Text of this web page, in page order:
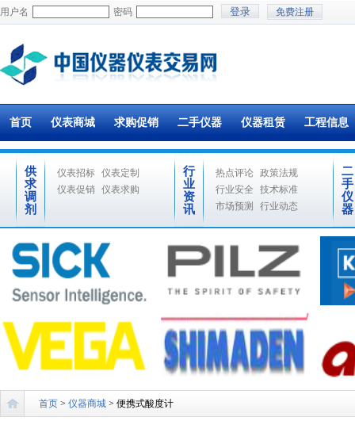
用户名 密码 免费注册
首页 仪表商城 求购促销 二手仪器 仪器租赁 工程信息
供
求
调
剂
仪表招标 仪表定制
仪表促销
仪表求购
行
业
资
讯
热点评论 政策法规
行业安全
技术标准
市场预测
行业动态
二
手
仪
器
首页 > 仪器商城 > 便携式酸度计